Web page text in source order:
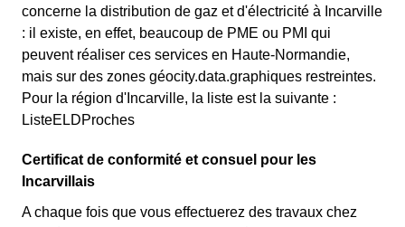
concerne la distribution de gaz et d'électricité à Incarville
: il existe, en effet, beaucoup de PME ou PMI qui
peuvent réaliser ces services en Haute-Normandie,
mais sur des zones géocity.data.graphiques restreintes.
Pour la région d'Incarville, la liste est la suivante :
ListeELDProches
Certificat de conformité et consuel pour les
Incarvillais
A chaque fois que vous effectuerez des travaux chez